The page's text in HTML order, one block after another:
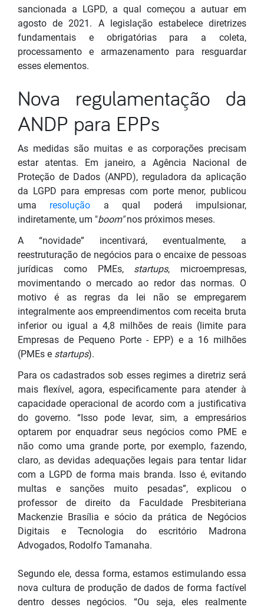
sancionada a LGPD, a qual começou a autuar em
agosto de 2021. A legislação estabelece diretrizes
fundamentais e obrigatórias para a coleta,
processamento e armazenamento para resguardar
esses elementos.
Nova regulamentação da
ANDP para EPPs
As medidas são muitas e as corporações precisam
estar atentas. Em janeiro, a Agência Nacional de
Proteção de Dados (ANPD), reguladora da aplicação
da LGPD para empresas com porte menor, publicou
uma resolução a qual poderá impulsionar,
indiretamente, um "boom"nos próximos meses.
A “novidade” incentivará, eventualmente, a
reestruturação de negócios para o encaixe de pessoas
jurídicas como PMEs, startups, microempresas,
movimentando o mercado ao redor das normas. O
motivo é as regras da lei não se empregarem
integralmente aos empreendimentos com receita bruta
inferior ou igual a 4,8 milhões de reais (limite para
Empresas de Pequeno Porte - EPP) e a 16 milhões
(PMEs e startups).
Para os cadastrados sob esses regimes a diretriz será
mais flexível, agora, especificamente para atender à
capacidade operacional de acordo com a justificativa
do governo. “Isso pode levar, sim, a empresários
optarem por enquadrar seus negócios como PME e
não como uma grande porte, por exemplo, fazendo,
claro, as devidas adequações legais para tentar lidar
com a LGPD de forma mais branda. Isso é, evitando
multas e sanções muito pesadas”, explicou o
professor de direito da Faculdade Presbiteriana
Mackenzie Brasília e sócio da prática de Negócios
Digitais e Tecnologia do escritório Madrona
Advogados, Rodolfo Tamanaha.
Segundo ele, dessa forma, estamos estimulando essa
nova cultura de produção de dados de forma factível
dentro desses negócios. “Ou seja, eles realmente